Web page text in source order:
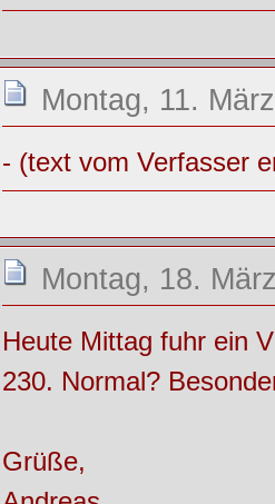
Montag, 11.
- (text vom Verfasser
Montag, 18.
Heute Mittag fuhr ein
230. Normal?
Grüße,